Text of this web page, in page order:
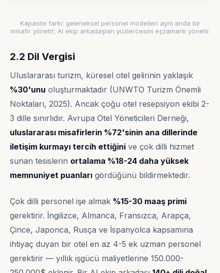
Kapasite farkı: geleneksel personel modelleri aynı anda bir
misafir yönetir; AI ekip arkadaşları yüzlercesini eşzamanlı yönetir.
2.2 Dil Vergisi
Uluslararası turizm, küresel otel gelirinin yaklaşık
%30'unu oluşturmaktadır (UNWTO Turizm Önemli
Noktaları, 2025). Ancak çoğu otel resepsiyon ekibi 2-
3 dille sınırlıdır. Avrupa Otel Yöneticileri Derneği,
uluslararası misafirlerin %72'sinin ana dillerinde
iletişim kurmayı tercih ettiğini ve çok dilli hizmet
sunan tesislerin ortalama %18-24 daha yüksek
memnuniyet puanları gördüğünü bildirmektedir.
Çok dilli personel işe almak %15-30 maaş primi
gerektirir. İngilizce, Almanca, Fransızca, Arapça,
Çince, Japonca, Rusça ve İspanyolca kapsamına
ihtiyaç duyan bir otel en az 4-5 ek uzman personel
gerektirir — yıllık işgücü maliyetlerine 150.000-